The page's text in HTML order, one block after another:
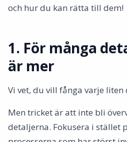
och hur du kan rätta till dem!
1. För många
är mer
Vi vet, du vill fånga varje
Men tricket är att inte bli
detaljerna. Fokusera i stället